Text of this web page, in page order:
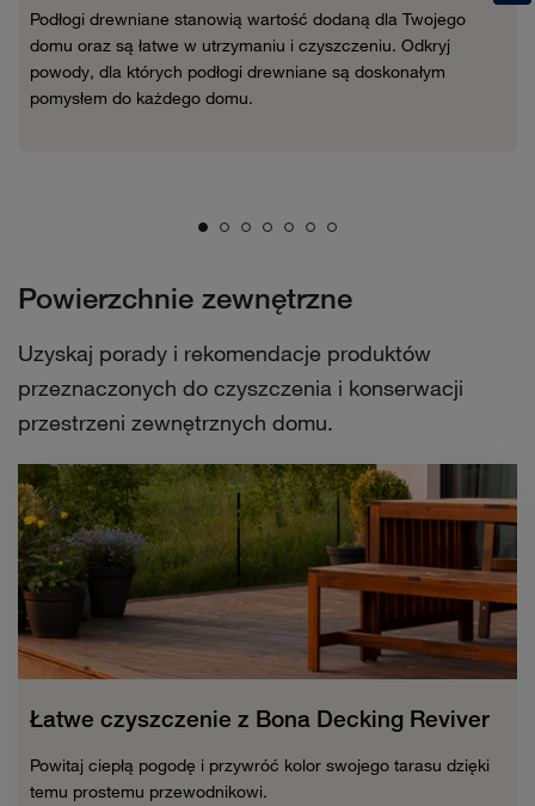
Podłogi drewniane stanowią wartość dodaną dla Twojego
domu oraz są łatwe w utrzymaniu i czyszczeniu. Odkryj
powody, dla których podłogi drewniane są doskonałym
pomysłem do każdego domu.
Powierzchnie zewnętrzne
Uzyskaj porady i rekomendacje produktów
przeznaczonych do czyszczenia i konserwacji
przestrzeni zewnętrznych domu.
Łatwe czyszczenie z Bona Decking Reviver
Powitaj ciepłą pogodę i przywróć kolor swojego tarasu dzięki
temu prostemu przewodnikowi.